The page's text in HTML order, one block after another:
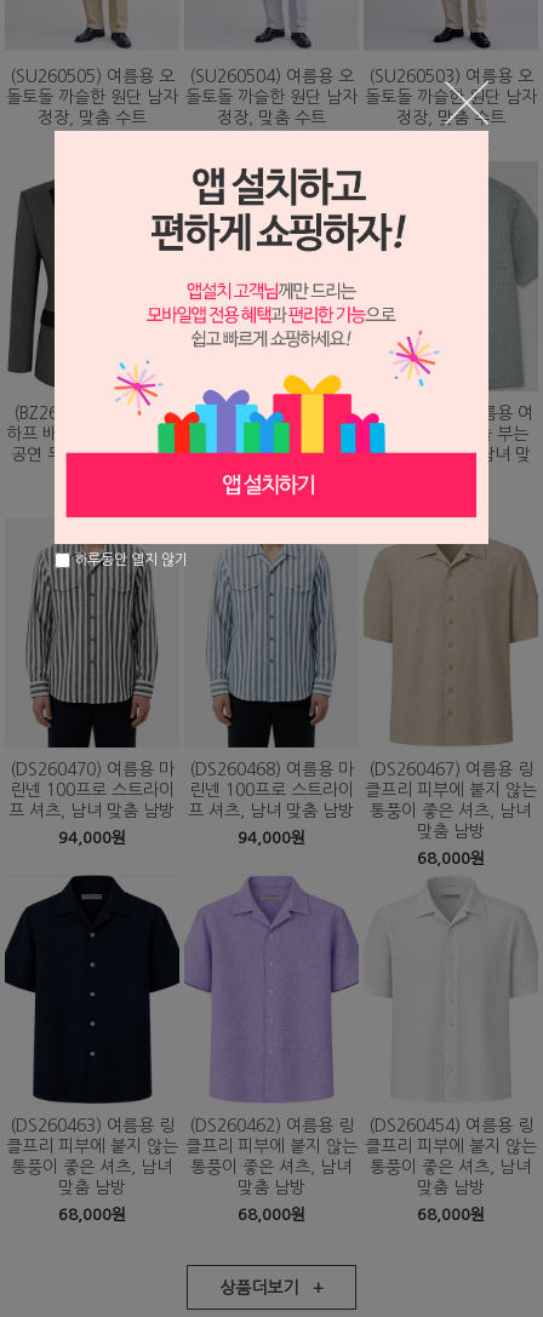
(SU260505) 여름용 오
돌토돌 까슬한 원단 남자
정장, 맞춤 수트
(SU260504) 여름용 오
돌토돌 까슬한 원단 남자
정장, 맞춤 수트
(SU260503) 여름용 오
돌토돌 까슬한 원단 남자
정장, 맞춤 수트
(BZ260203) 화려하게
하프 배색 핫픽스 디자인
공연 무대 맞춤 제작 자
(DS260479) 여름용 여
름용 바람이 솔솔 부는
망사직조 셔츠, 남녀 맞
춤 남방
(DS260473) 여름용 여
름용 바람이 솔솔 부는
망사직조 셔츠, 남녀 맞
(DS260470) 여름용 마
린넨 100프로 스트라이
프 셔츠, 남녀 맞춤 남방
94,000원
(DS260468) 여름용 마
린넨 100프로 스트라이
프 셔츠, 남녀 맞춤 남방
94,000원
(DS260467) 여름용 링
클프리 피부에 붙지 않는
통풍이 좋은 셔츠, 남녀
맞춤 남방
68,000원
(DS260463) 여름용 링
클프리 피부에 붙지 않는
통풍이 좋은 셔츠, 남녀
맞춤 남방
68,000원
(DS260462) 여름용 링
클프리 피부에 붙지 않는
통풍이 좋은 셔츠, 남녀
맞춤 남방
68,000원
(DS260454) 여름용 링
클프리 피부에 붙지 않는
통풍이 좋은 셔츠, 남녀
맞춤 남방
68,000원
상품더보기 +
하루동안 열지 않기